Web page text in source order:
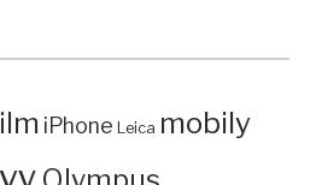
iPhone Leica mobily